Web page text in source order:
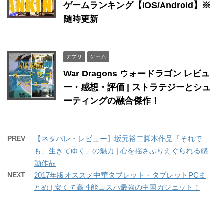
ゲームランキング【iOS/Android】※
随時更新
アプリ ゲーム
War Dragons ウォードラゴン レビュ
ー・感想・評価 | ストラテジーとシュ
ーティングの融合傑作！
PREV
【ネタバレ・レビュー】坂元裕二脚本作品「それで
も、生きてゆく」の魅力 | 心を揺さぶりえぐられる感
動作品
NEXT
2017年版オススメ中華タブレット・タブレットPCま
とめ | 安くて高性能コスパ最強の中国ガジェット！